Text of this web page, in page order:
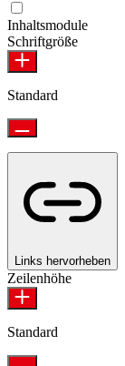
Inhaltsmodule
Schriftgröße
Standard
Links hervorheben
Zeilenhöhe
Standard